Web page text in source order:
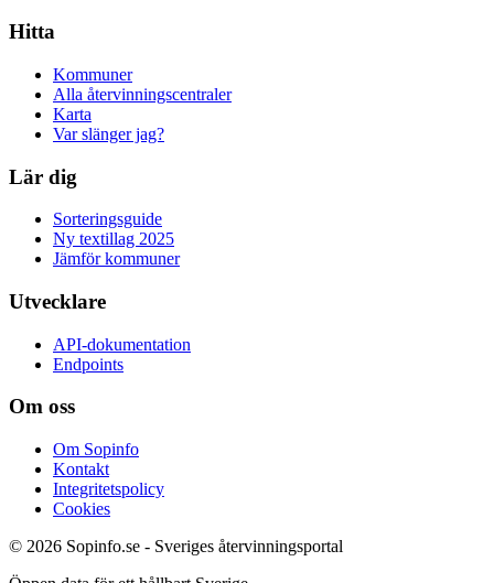
Hitta
Kommuner
Alla återvinningscentraler
Karta
Var slänger jag?
Lär dig
Sorteringsguide
Ny textillag 2025
Jämför kommuner
Utvecklare
API-dokumentation
Endpoints
Om oss
Om Sopinfo
Kontakt
Integritetspolicy
Cookies
© 2026 Sopinfo.se - Sveriges återvinningsportal